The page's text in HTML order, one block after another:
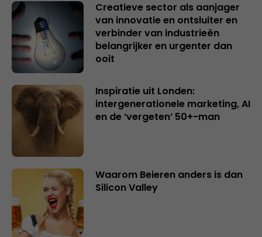
Creatieve sector als aanjager
van innovatie en ontsluiter en
verbinder van industrieën
belangrijker en urgenter dan
ooit
Inspiratie uit Londen:
intergenerationele marketing, AI
en de ‘vergeten’ 50+-man
Waarom Beieren anders is dan
Silicon Valley